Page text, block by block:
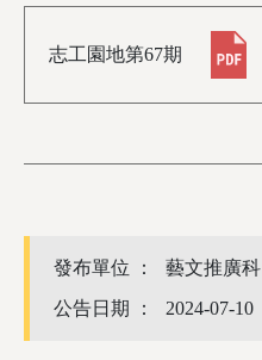
志工園地第67期
發布單位 ：
藝文推廣科
公告日期 ：
2024-07-10